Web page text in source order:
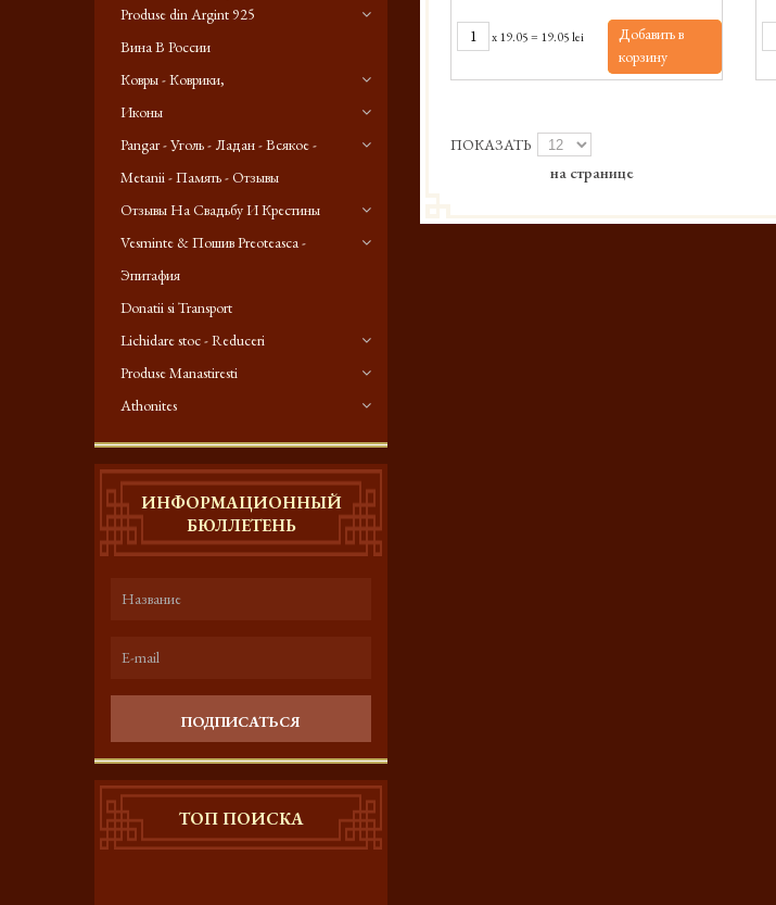
Produse din Argint 925
Вина В России
Ковры - Коврики,
Иконы
Pangar - Уголь - Ладан - Всякое -
Metanii - Память - Отзывы
Отзывы На Свадьбу И Крестины
Vesminte & Пошив Preoteasca -
Эпитафия
Donatii si Transport
Lichidare stoc - Reduceri
Produse Manastiresti
Athonites
ИНФОРМАЦИОННЫЙ
БЮЛЛЕТЕНЬ
ПОДПИСАТЬСЯ
ТОП ПОИСКА
x19.05= 19.05 lei
Добавить в
корзину
ПОКАЗАТЬ
на странице